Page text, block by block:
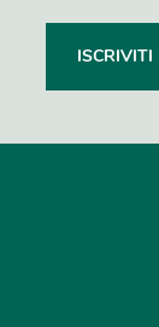
ISCRIVITI